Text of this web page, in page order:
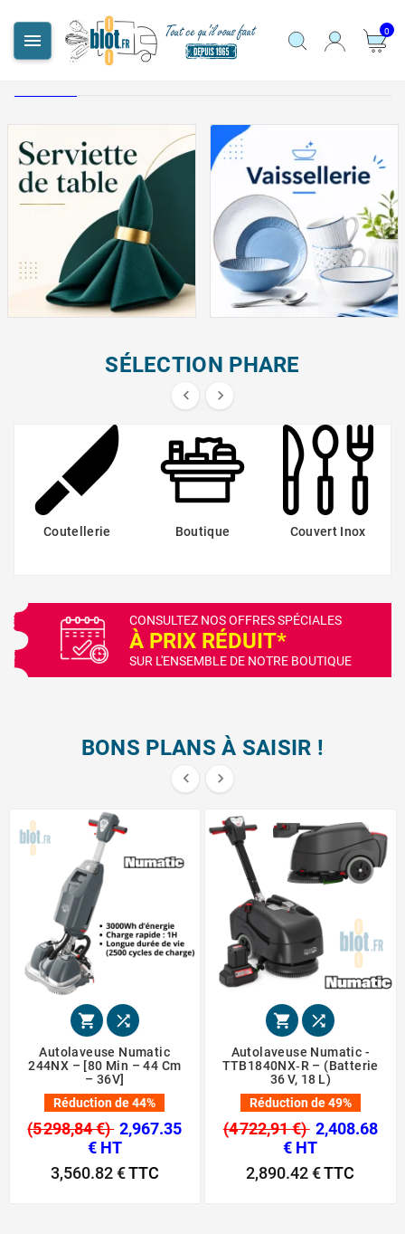
 0
SÉLECTION PHARE
 
Coutellerie Boutique Couvert Inox
CONSULTEZ NOS OFFRES SPÉCIALES
À PRIX RÉDUIT*
SUR L'ENSEMBLE DE NOTRE BOUTIQUE
BONS PLANS À SAISIR !
 
 
Autolaveuse Numatic
244NX – [80 Min – 44 Cm
– 36V]
Réduction de 44%
(5 298,84 €) 2,967.35
€ HT
3,560.82 €TTC
 
Autolaveuse Numatic -
TTB1840NX‑R – (Batterie
36 V, 18 L)
Réduction de 49%
(4 722,91 €) 2,408.68
€ HT
2,890.42 €TTC